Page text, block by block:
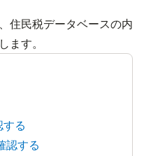
住民税データベースの内
ます。
る
認する